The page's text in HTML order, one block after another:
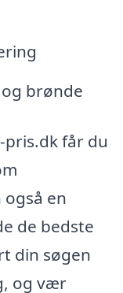
brønde
får du
en
de bedste
din søgen
og vær